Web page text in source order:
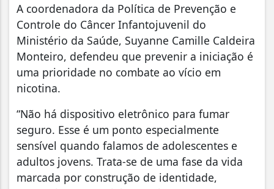
A coordenadora da Política de Prevenção e
Controle do Câncer Infantojuvenil do
Ministério da Saúde, Suyanne Camille Caldeira
Monteiro, defendeu que prevenir a iniciação é
uma prioridade no combate ao vício em
nicotina.
“Não há dispositivo eletrônico para fumar
seguro. Esse é um ponto especialmente
sensível quando falamos de adolescentes e
adultos jovens. Trata-se de uma fase da vida
marcada por construção de identidade,